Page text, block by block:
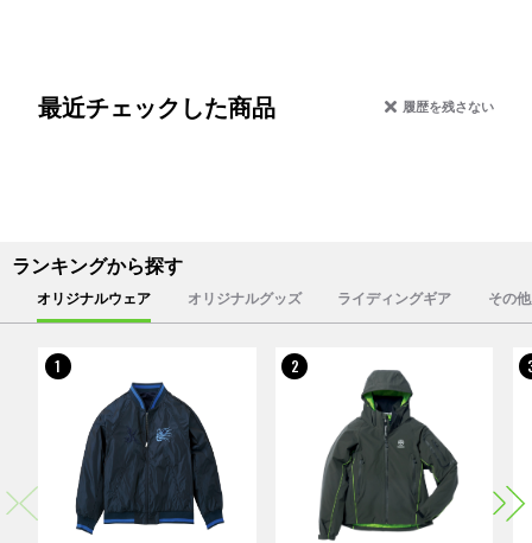
最近チェックした商品 履歴を残さない
ランキングから探す
オリジナルウェア オリジナルグッズ ライディングギア その
1 2